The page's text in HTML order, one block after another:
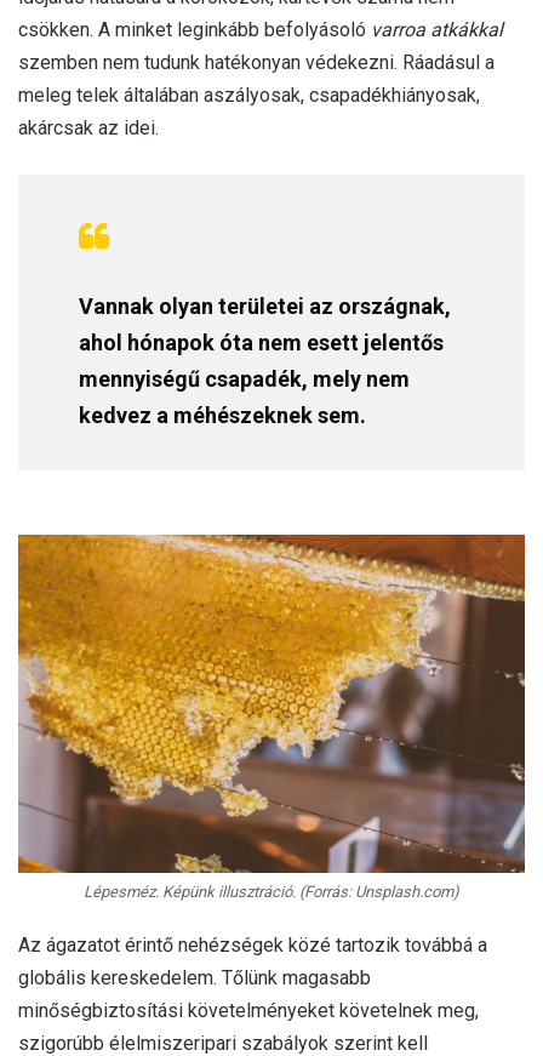
csökken. A minket leginkább befolyásoló varroa atkákkal
szemben nem tudunk hatékonyan védekezni. Ráadásul a
meleg telek általában aszályosak, csapadékhiányosak,
akárcsak az idei.
Vannak olyan területei az országnak,
ahol hónapok óta nem esett jelentős
mennyiségű csapadék, mely nem
kedvez a méhészeknek sem.
Lépesméz. Képünk illusztráció. (Forrás: Unsplash.com)
Az ágazatot érintő nehézségek közé tartozik továbbá a
globális kereskedelem. Tőlünk magasabb
minőségbiztosítási követelményeket követelnek meg,
szigorúbb élelmiszeripari szabályok szerint kell